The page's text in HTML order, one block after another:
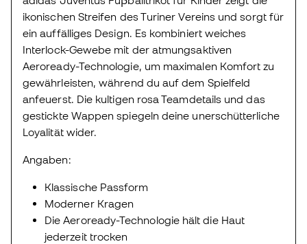
ikonischen Streifen des Turiner Vereins und sorgt für
ein auffälliges Design. Es kombiniert weiches
Interlock-Gewebe mit der atmungsaktiven
Aeroready-Technologie, um maximalen Komfort zu
gewährleisten, während du auf dem Spielfeld
anfeuerst. Die kultigen rosa Teamdetails und das
gestickte Wappen spiegeln deine unerschütterliche
Loyalität wider.
Angaben:
Klassische Passform
Moderner Kragen
Die Aeroready-Technologie hält die Haut
jederzeit trocken